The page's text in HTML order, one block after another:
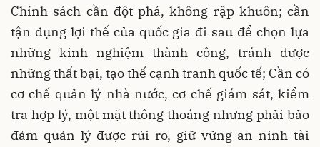
Chính sách cần đột phá, không rập khuôn; cần
tận dụng lợi thế của quốc gia đi sau để chọn lựa
những kinh nghiệm thành công, tránh được
những thất bại, tạo thế cạnh tranh quốc tế; Cần có
cơ chế quản lý nhà nước, cơ chế giám sát, kiểm
tra hợp lý, một mặt thông thoáng nhưng phải bảo
đảm quản lý được rủi ro, giữ vững an ninh tài